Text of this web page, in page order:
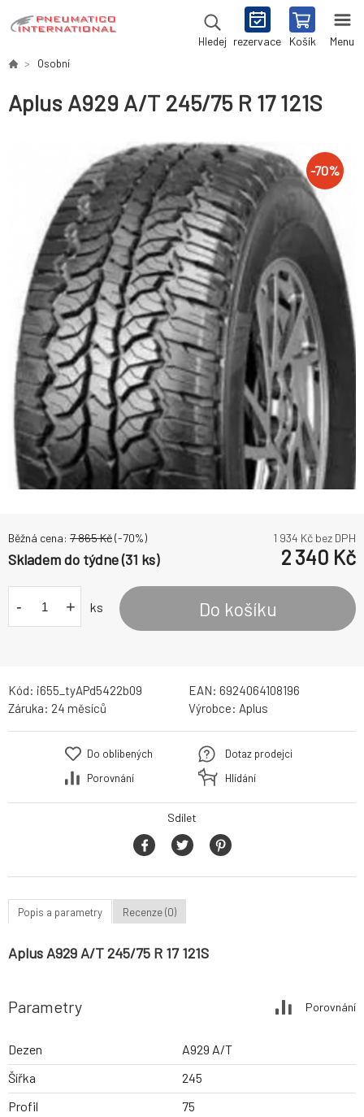
Hledej rezervace Košík Menu
Osobní
Aplus A929 A/T 245/75 R 17 121S
-70%
Běžná cena: 7 865Kč(-70%) 1 934 Kč bez DPH
Skladem do týdne (31 ks) 2 340 Kč
- + ks Do košíku
Kód: i655_tyAPd5422b09 EAN: 6924064108196
Záruka: 24 měsíců Výrobce: Aplus
Do oblíbených
Porovnání
Dotaz prodejci
Hlídání
Sdílet
Popis a parametry Recenze (0)
Aplus A929 A/T 245/75 R 17 121S
Parametry Porovnání
Dezen
A929 A/T
Šířka
245
Profil
75